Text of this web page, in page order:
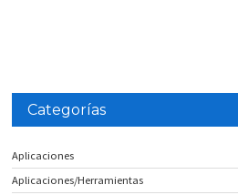
Categorías
Aplicaciones
Aplicaciones/Herramientas